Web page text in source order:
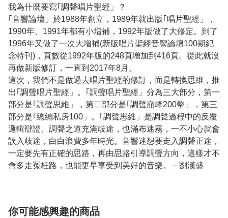
我為什麼要寫｢調聲唱片聖經」？
｢音響論壇」於1988年創立，1989年就出版｢唱片聖經」，
1990年、1991年都有小增補，1992年版做了大修定。到了
1996年又做了一次大增補(新版唱片聖經音響論壇100期紀
念特刊)，頁數從1992年版的248頁增加到416頁。從此就沒
再做新版修訂，一直到2017年8月。
這次，我們不是做過去唱片聖經的修訂，而是轉換思維，推
出｢調聲唱片聖經」。｢調聲唱片聖經」分為三大部分，第一
部分是｢調聲思維」，第二部分是｢調聲巔峰200擊」，第三
部分是｢總編私房100」。｢調聲思維」是調聲過程中的反覆
邏輯辯證。調聲之道充滿歧途，也滿布迷霧，一不小心就會
誤入歧途，白白浪費多年時光。音響迷想要走入調聲正途，
一定要先有正確的思路，再由思路引導調聲方向，這樣才不
會多走冤枉路，也能更早享受到美好的音樂。－劉漢盛
你可能感興趣的商品